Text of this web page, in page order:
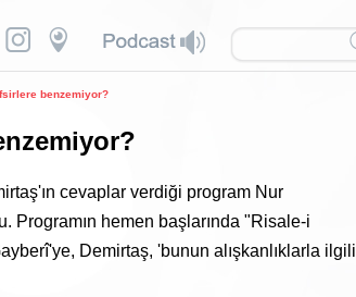
benzemiyor?
cevaplar verdiği program Nur
hemen başlarında "Risale-i
Demirtaş, 'bunun alışkanlıklarla ilgili